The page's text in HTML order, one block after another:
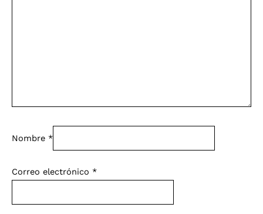
Nombre *
Correo electrónico *